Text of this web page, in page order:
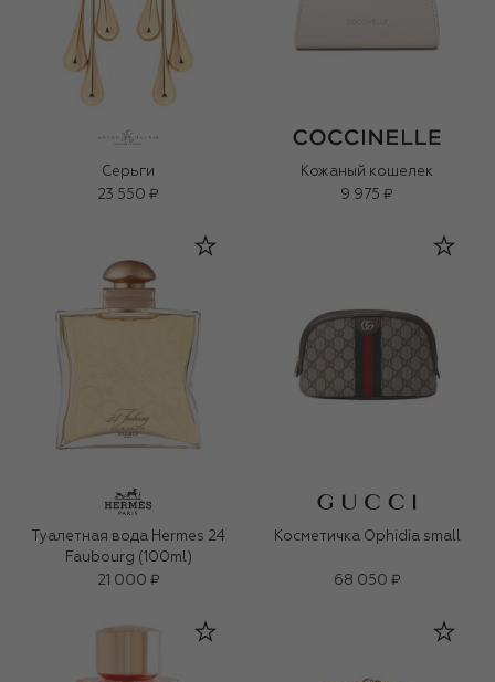
Серьги
23 550 ₽
Кожаный кошелек
9 975 ₽
Туалетная вода Hermes 24
Faubourg (100ml)
21 000 ₽
Косметичка Ophidia small
68 050 ₽